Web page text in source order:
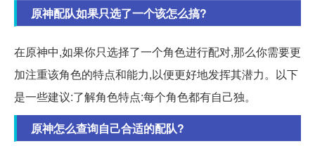
原神配队如果只选了一个该怎么搞?
在原神中,如果你只选择了一个角色进行配对,那么你需要更
加注重该角色的特点和能力,以便更好地发挥其潜力。以下
是一些建议:了解角色特点:每个角色都有自己独。
原神怎么查询自己合适的配队?